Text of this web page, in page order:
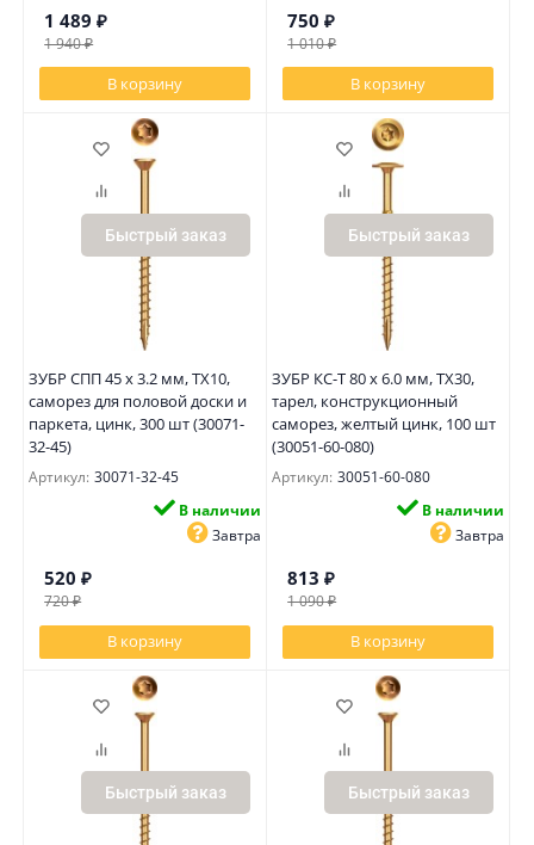
1 489 ₽
1 940₽
В корзину
750 ₽
1 010₽
В корзину
Быстрый заказ
ЗУБР СПП 45 х 3.2 мм, TX10,
саморез для половой доски и
паркета, цинк, 300 шт (30071-
32-45)
Артикул: 30071-32-45
В наличии
Завтра
520 ₽
720₽
В корзину
Быстрый заказ
ЗУБР КС-Т 80 х 6.0 мм, TX30,
тарел, конструкционный
саморез, желтый цинк, 100 шт
(30051-60-080)
Артикул: 30051-60-080
В наличии
Завтра
813 ₽
1 090₽
В корзину
Быстрый заказ Быстрый заказ